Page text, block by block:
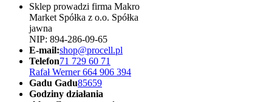
Sklep prowadzi firma Makro
Market Spółka z o.o. Spółka
jawna
NIP: 894-286-09-65
E-mail:shop@procell.pl
Telefon71 729 60 71
Rafał Werner 664 906 394
Gadu Gadu85659
Godziny działania